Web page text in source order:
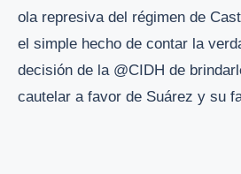
ola represiva del régimen de
el simple hecho de contar la
decisión de la @CIDH de
cautelar a favor de Suárez y su